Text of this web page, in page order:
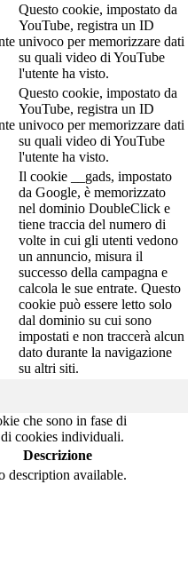
Questo cookie, impostato da
YouTube, registra un ID
univoco per memorizzare dati
su quali video di YouTube
l'utente ha visto.
Questo cookie, impostato da
YouTube, registra un ID
univoco per memorizzare dati
su quali video di YouTube
l'utente ha visto.
Il cookie __gads, impostato
da Google, è memorizzato
nel dominio DoubleClick e
tiene traccia del numero di
volte in cui gli utenti vedono
un annuncio, misura il
successo della campagna e
calcola le sue entrate. Questo
cookie può essere letto solo
dal dominio su cui sono
impostati e non traccerà alcun
dato durante la navigazione
su altri siti.
che sono in fase di
cookies individuali.
Descrizione
description available.